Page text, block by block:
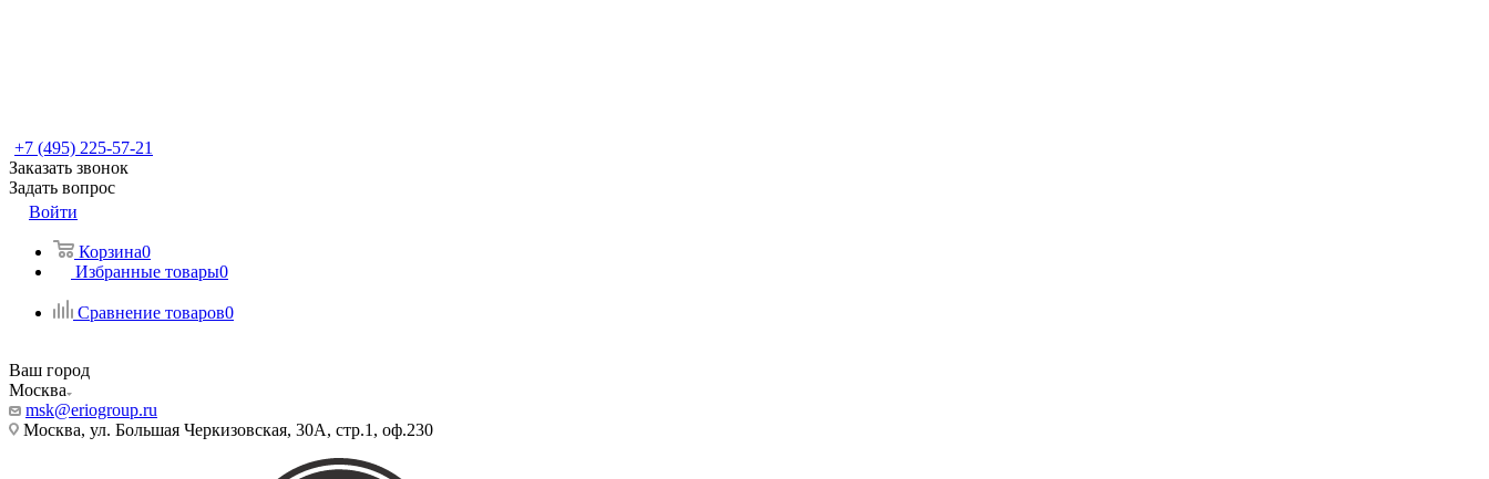
+7 (495) 225-57-21
Заказать звонок
Задать вопрос
Войти
Корзина0
Избранные товары0
Сравнение товаров0
Ваш город
Москва
msk@eriogroup.ru
Москва, ул. Большая Черкизовская, 30А, стр.1, оф.230